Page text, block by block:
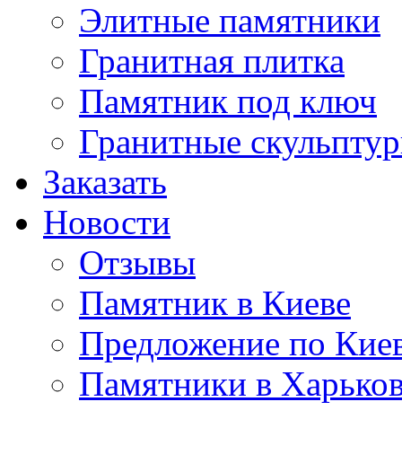
Элитные памятники
Гранитная плитка
Памятник под ключ
Гранитные
Заказать
Новости
Отзывы
Памятник в Киеве
Предложение по
Памятники в